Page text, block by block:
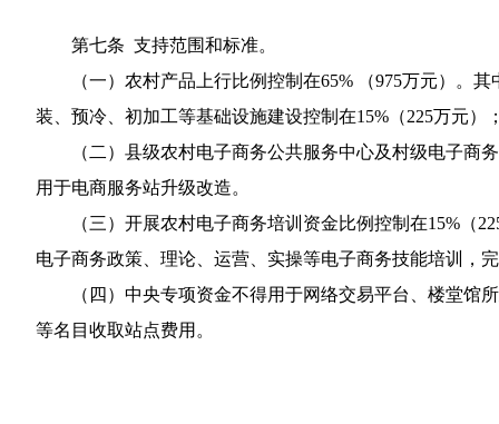
第七条 支持范围和标准。
（一）农村产品上行比例控制在65% （975万元）。其
装、预冷、初加工等基础设施建设控制在15%（225万元
（二）县级农村电子商务公共服务中心及村级电子商务
用于电商服务站升级改造。
（三）开展农村电子商务培训资金比例控制在15%（
电子商务政策、理论、运营、实操等电子商务技能培训，
（四）中央专项资金不得用于网络交易平台、楼堂馆所
等名目收取站点费用。